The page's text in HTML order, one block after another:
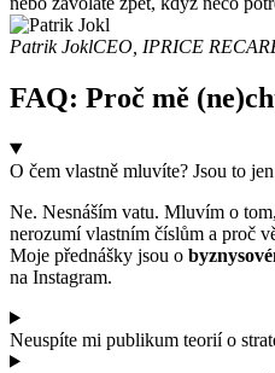
Patrik JoklCEO, IPRICE
FAQ: Proč mě
O čem vlastně mluvíte? Jsou to
Ne. Nesnáším vatu. Mluvím o
nerozumí vlastním číslům a proč
Moje přednášky jsou o
na Instagram.
Neuspíte mi publikum teorií o